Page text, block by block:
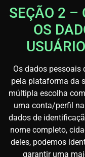
SEÇÃO 2 –
OS
Os dados pessoais
pela plataforma da
múltipla escolha
uma conta/perfil
dados de
nome completo,
deles, podemos
garantir uma